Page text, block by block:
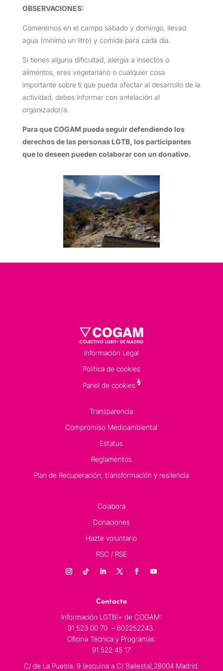
OBSERVACIONES:
Comeremos en el campo sábado y domingo, llevad
agua (mínimo un litro) y comida para cada día.
Si tienes alguna dificultad, alergia a insectos o
alimentos, eres vegetariano o cualquier cosa
importante sobre ti que pueda afectar al desarrollo de la
actividad, debes informar con antelación al
organizador/a.
Para que COGAM pueda seguir defendiendo los
derechos de las personas LGTB, los participantes
que lo deseen pueden colaborar con un donativo.
Información Legal
Política de cookies
Panel de cookies 2
Transparencia
Compromiso Medioambiental
Estatus
Reglamentos
Plan de Recuperación, transformación y resilencia
Colabora
Donaciones
Hazte voluntario
RSC / RSE
Contacto
Información LGTBI+ de COGAM:
91 523 00 70 – 602252243
Oficina Técnica y Programas:
91 522 45 17
C/ de La Puebla, 9 (esquina a C/ Ballesta),28004 Madrid.